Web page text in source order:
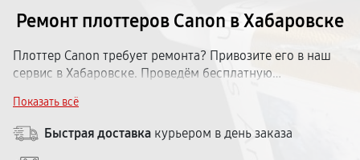
Ремонт плоттеров Canon в Хабаровске
Плоттер Canon требует ремонта? Привозите его в наш
сервис в Хабаровске. Проведём бесплатную
широкоформатные плоттеры Кэнон всех серий.
Стоимость работ обсуждаем заранее. Срок — от 1 до 5
дней. Гарантия — до 1 года. Удобное расположение
Показать всё
Быстрая доставка курьером в день заказа